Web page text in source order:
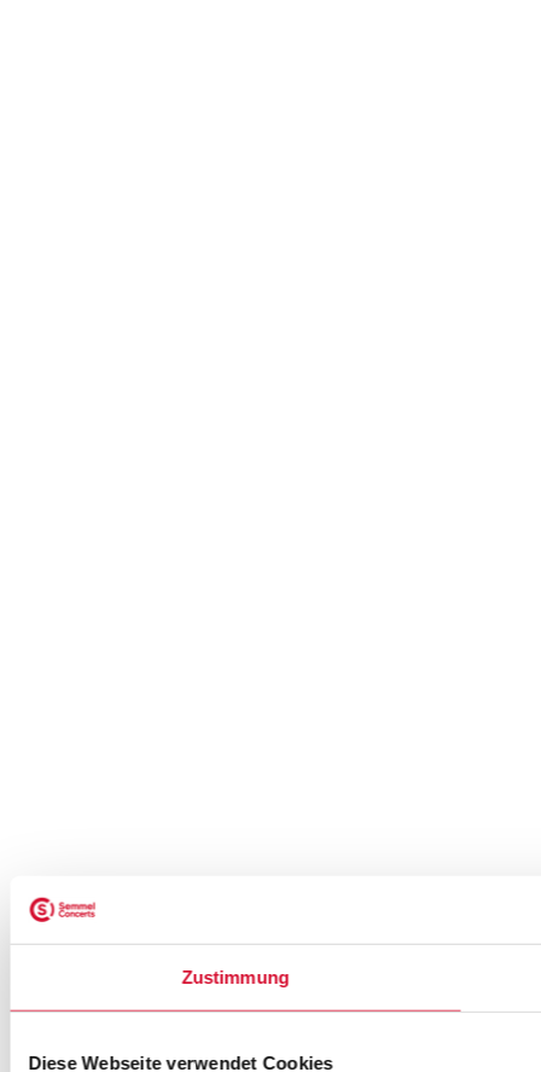
Zustimmung
Diese Webseite verwendet Cookies